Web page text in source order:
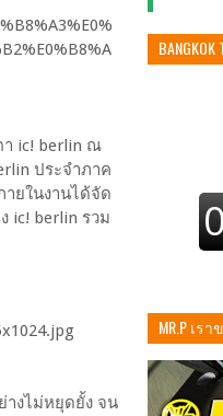
า ic! berlin ณ
ประจำภาค
ยในงานได้จัด
ic! berlin รวม
างไม่หยุดยั้ง จน
BANGKOK
MR.P เ